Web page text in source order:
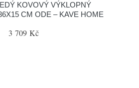
KOVOVÝ VÝKLOPNÝ
CM ODE – KAVE HOME
3 709 Kč